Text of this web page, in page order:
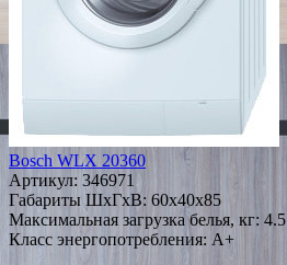
Bosch WLX 20360
Артикул: 346971
Габариты ШxГxВ: 60x40x85
Максимальная загрузка белья, кг: 4.5
Класс энергопотребления: A+